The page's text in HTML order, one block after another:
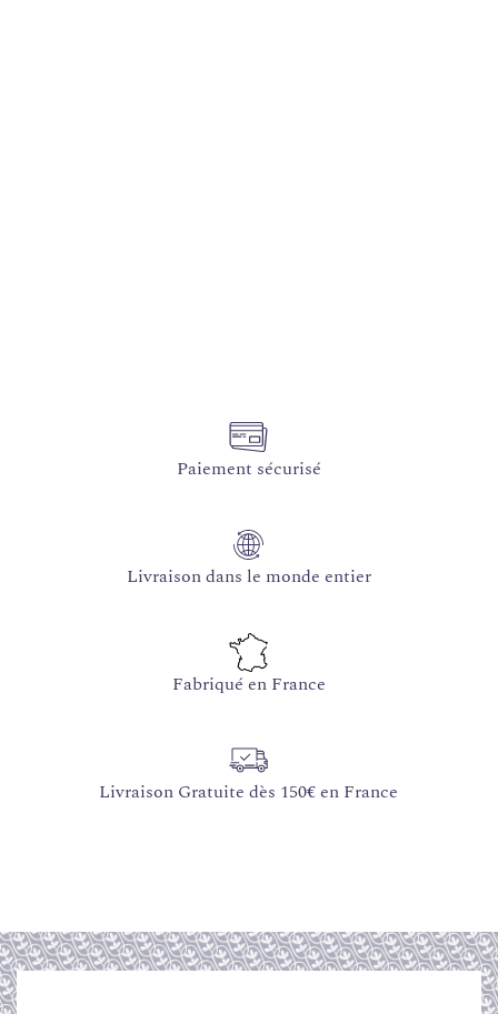
Paiement sécurisé
Livraison dans le monde entier
Fabriqué en France
Livraison Gratuite dès 150€ en France